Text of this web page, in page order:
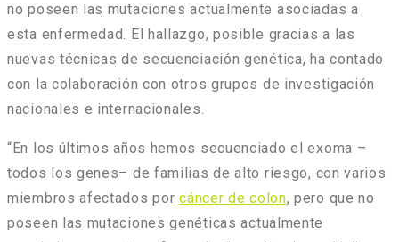
no poseen las mutaciones actualmente asociadas a
esta enfermedad. El hallazgo, posible gracias a las
nuevas técnicas de secuenciación genética, ha contado
con la colaboración con otros grupos de investigación
nacionales e internacionales.
“En los últimos años hemos secuenciado el exoma –
todos los genes– de familias de alto riesgo, con varios
miembros afectados porcáncer de colon, pero que no
poseen las mutaciones genéticas actualmente